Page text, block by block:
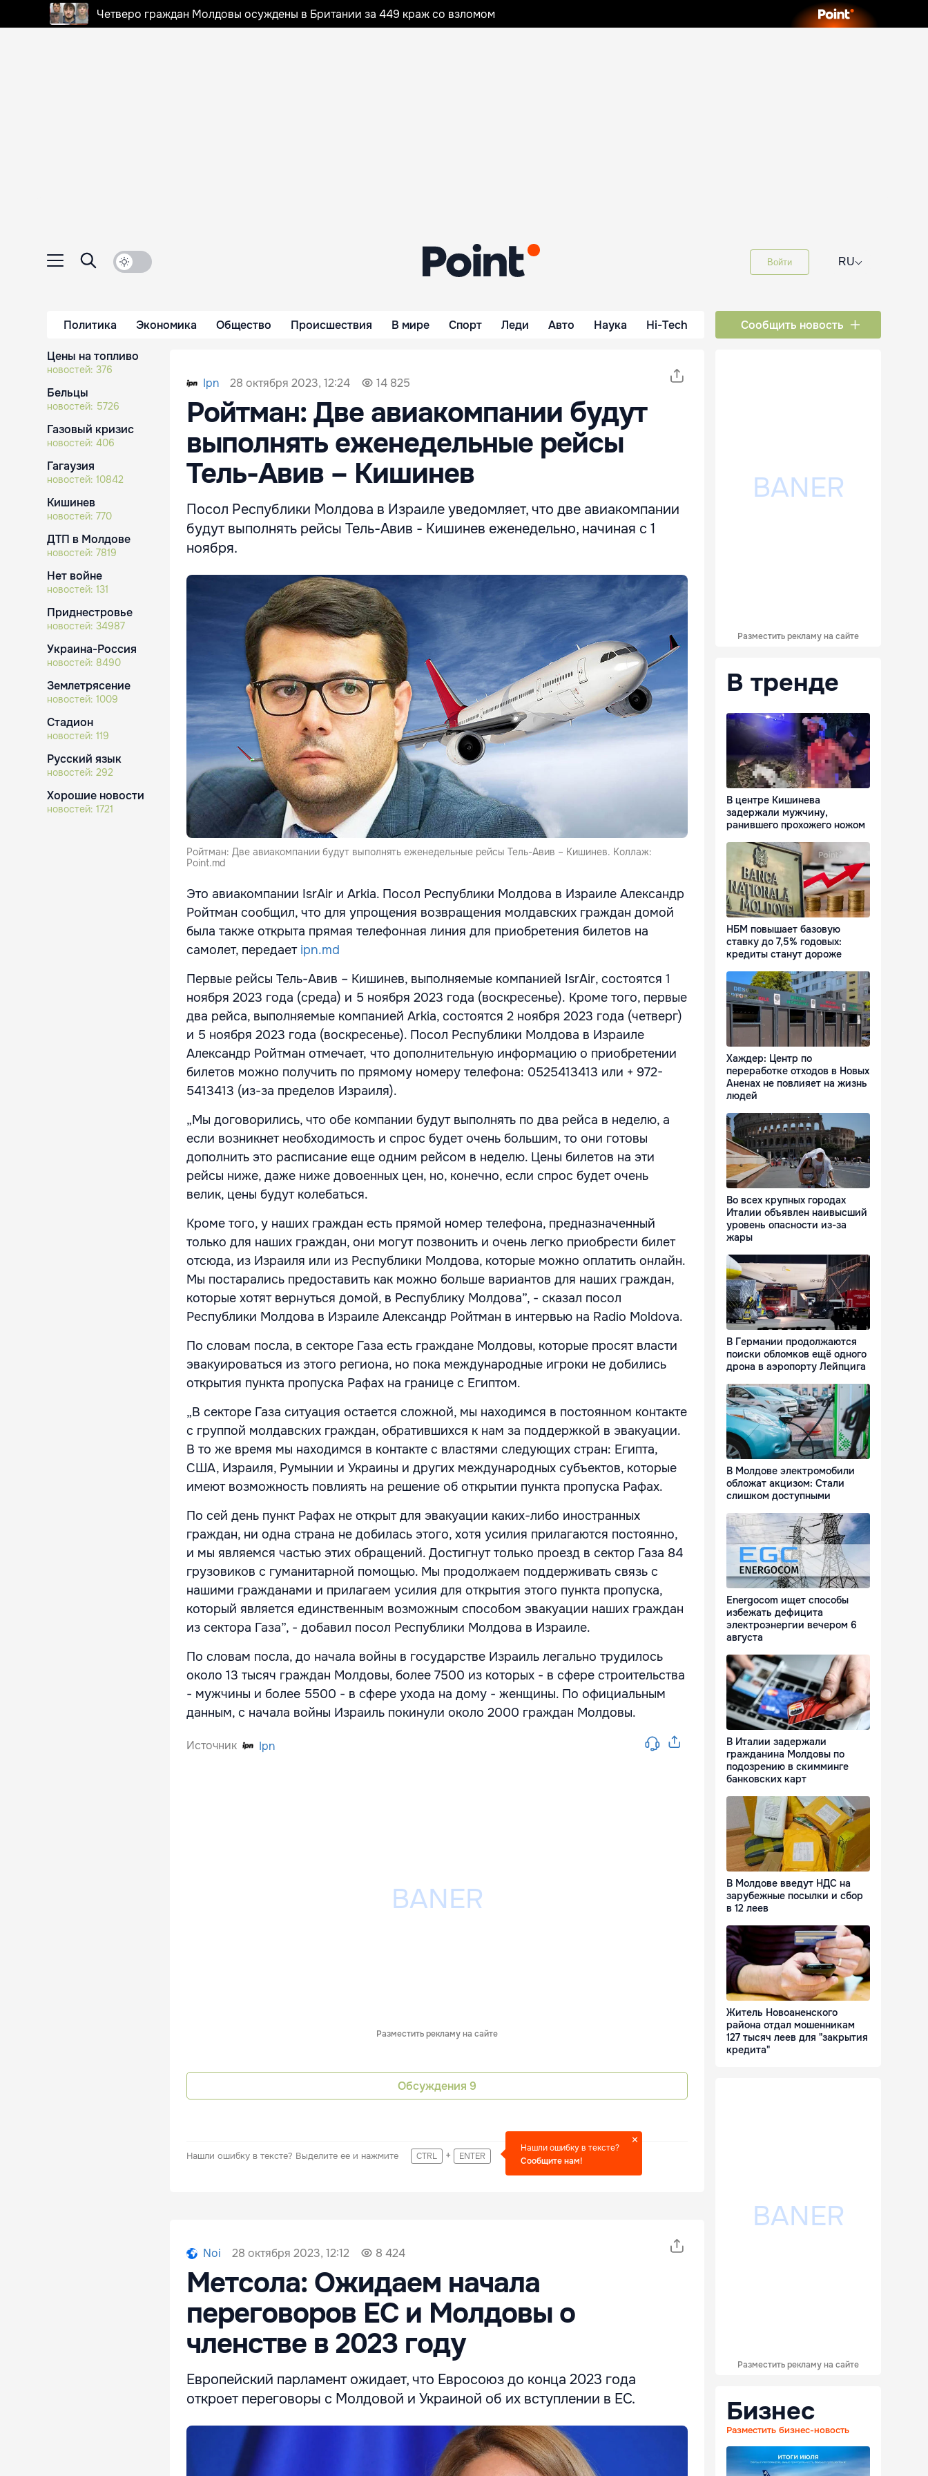
Четверо граждан Молдовы осуждены в Британии за 449 краж со взломом
Войти RU⌵
Политика Экономика Общество Происшествия В мире Спорт Леди Авто Наука Hi-Tech Сообщить новость
Цены на топливо
новостей: 376
Бельцы
новостей: 5726
Газовый кризис
новостей: 406
Гагаузия
новостей: 10842
Кишинев
новостей: 770
ДТП в Молдове
новостей: 7819
Нет войне
новостей: 131
Приднестровье
новостей: 34987
Украина-Россия
новостей: 8490
Землетрясение
новостей: 1009
Стадион
новостей: 119
Русский язык
новостей: 292
Хорошие новости
новостей: 1721
Ipn 28 октября 2023, 12:24 14 825
Ройтман: Две авиакомпании будут
выполнять еженедельные рейсы
Тель-Авив – Кишинев
Посол Республики Молдова в Израиле уведомляет, что две авиакомпании
будут выполнять рейсы Тель-Авив - Кишинев еженедельно, начиная с 1
ноября.
Ройтман: Две авиакомпании будут выполнять еженедельные рейсы Тель-Авив – Кишинев. Коллаж:
Point.md
Это авиакомпании IsrAir и Arkia. Посол Республики Молдова в Израиле Александр
Ройтман сообщил, что для упрощения возвращения молдавских граждан домой
была также открыта прямая телефонная линия для приобретения билетов на
самолет, передаетipn.md
Первые рейсы Тель-Авив – Кишинев, выполняемые компанией IsrAir, состоятся 1
ноября 2023 года (среда) и 5 ноября 2023 года (воскресенье). Кроме того, первые
два рейса, выполняемые компанией Arkia, состоятся 2 ноября 2023 года (четверг)
и 5 ноября 2023 года (воскресенье). Посол Республики Молдова в Израиле
Александр Ройтман отмечает, что дополнительную информацию о приобретении
билетов можно получить по прямому номеру телефона: 0525413413 или + 972-
5413413 (из-за пределов Израиля).
„Мы договорились, что обе компании будут выполнять по два рейса в неделю, а
если возникнет необходимость и спрос будет очень большим, то они готовы
дополнить это расписание еще одним рейсом в неделю. Цены билетов на эти
рейсы ниже, даже ниже довоенных цен, но, конечно, если спрос будет очень
велик, цены будут колебаться.
Кроме того, у наших граждан есть прямой номер телефона, предназначенный
только для наших граждан, они могут позвонить и очень легко приобрести билет
отсюда, из Израиля или из Республики Молдова, которые можно оплатить онлайн.
Мы постарались предоставить как можно больше вариантов для наших граждан,
которые хотят вернуться домой, в Республику Молдова”, - сказал посол
Республики Молдова в Израиле Александр Ройтман в интервью на Radio Moldova.
По словам посла, в секторе Газа есть граждане Молдовы, которые просят власти
эвакуироваться из этого региона, но пока международные игроки не добились
открытия пункта пропуска Рафах на границе с Египтом.
„В секторе Газа ситуация остается сложной, мы находимся в постоянном контакте
с группой молдавских граждан, обратившихся к нам за поддержкой в эвакуации.
В то же время мы находимся в контакте с властями следующих стран: Египта,
США, Израиля, Румынии и Украины и других международных субъектов, которые
имеют возможность повлиять на решение об открытии пункта пропуска Рафах.
По сей день пункт Рафах не открыт для эвакуации каких-либо иностранных
граждан, ни одна страна не добилась этого, хотя усилия прилагаются постоянно,
и мы являемся частью этих обращений. Достигнут только проезд в сектор Газа 84
грузовиков с гуманитарной помощью. Мы продолжаем поддерживать связь с
нашими гражданами и прилагаем усилия для открытия этого пункта пропуска,
который является единственным возможным способом эвакуации наших граждан
из сектора Газа”, - добавил посол Республики Молдова в Израиле.
По словам посла, до начала войны в государстве Израиль легально трудилось
около 13 тысяч граждан Молдовы, более 7500 из которых - в сфере строительства
- мужчины и более 5500 - в сфере ухода на дому - женщины. По официальным
данным, с начала войны Израиль покинули около 2000 граждан Молдовы.
Источник Ipn
Разместить рекламу на сайте
Обсуждения 9
Нашли ошибку в тексте? Выделите ее и нажмите CTRL + ENTER
Нашли ошибку в тексте?
Сообщите нам!
Noi 28 октября 2023, 12:12 8 424
Метсола: Ожидаем начала
переговоров ЕС и Молдовы о
членстве в 2023 году
Европейский парламент ожидает, что Евросоюз до конца 2023 года
откроет переговоры с Молдовой и Украиной об их вступлении в ЕС.
Разместить рекламу на сайте
В тренде
В центре Кишинева
задержали мужчину,
ранившего прохожего ножом
НБМ повышает базовую
ставку до 7,5% годовых:
кредиты станут дороже
Хаждер: Центр по
переработке отходов в Новых
Аненах не повлияет на жизнь
людей
Во всех крупных городах
Италии объявлен наивысший
уровень опасности из-за
жары
В Германии продолжаются
поиски обломков ещё одного
дрона в аэропорту Лейпцига
В Молдове электромобили
обложат акцизом: Стали
слишком доступными
Energocom ищет способы
избежать дефицита
электроэнергии вечером 6
августа
В Италии задержали
гражданина Молдовы по
подозрению в скимминге
банковских карт
В Молдове введут НДС на
зарубежные посылки и сбор
в 12 леев
Житель Новоаненского
района отдал мошенникам
127 тысяч леев для "закрытия
кредита"
Разместить рекламу на сайте
Бизнес
Разместить бизнес-новость